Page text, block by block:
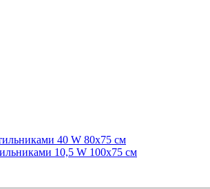
40 W 80х75 см
10,5 W 100х75 см